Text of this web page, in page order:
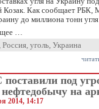
Как сообщает РБК,
до миллиона тонн
…
, Россия, уголь, Украина
под
на
2014, 14:17